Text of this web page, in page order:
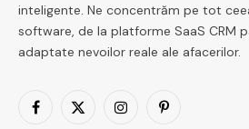
inteligente. Ne concentrăm pe tot
software, de la platforme SaaS CRM
adaptate nevoilor reale ale afacerilor.
Facebook
X
InstagramPinterest